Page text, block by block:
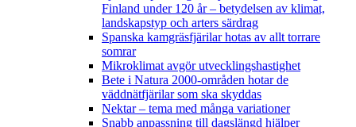
Finland under 120 år– betydelsen av klimat,
landskapstyp och arters särdrag
Spanska kamgräsfjärilar hotas av allt torrare
somrar
Mikroklimat avgör utvecklingshastighet
Bete i Natura 2000-områden hotar de
väddnätfjärilar som ska skyddas
Nektar – tema med många variationer
Snabb anpassning till dagslängd hjälper